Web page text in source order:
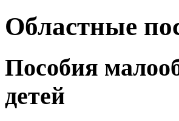
Областные
Пособия
детей